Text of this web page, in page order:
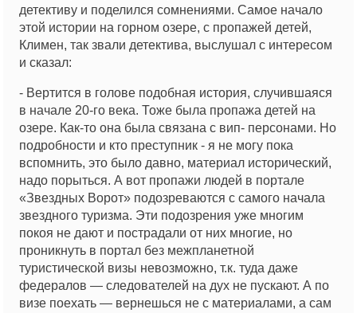
детективу и поделился сомнениями. Самое начало
этой истории на горном озере, с пропажей детей,
Климен, так звали детектива, выслушал с интересом
и сказал:
- Вертится в голове подобная история, случившаяся
в начале 20-го века. Тоже была пропажа детей на
озере. Как-то она была связана с вип- персонами. Но
подробности и кто преступник - я не могу пока
вспомнить, это было давно, материал исторический,
надо порыться. А вот пропажи людей в портале
«Звездных Ворот» подозреваются с самого начала
звездного туризма. Эти подозрения уже многим
покоя не дают и пострадали от них многие, но
проникнуть в портал без межпланетной
туристической визы невозможно, т.к. туда даже
федералов — следователей на дух не пускают. А по
визе поехать — вернешься не с материалами, а сам